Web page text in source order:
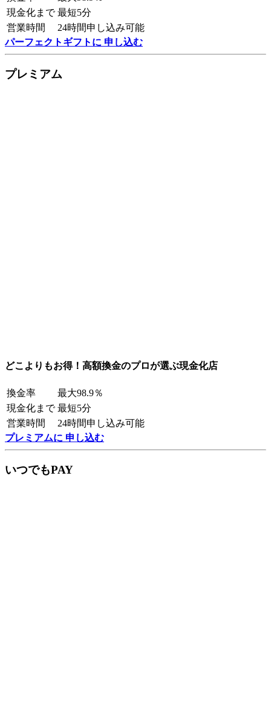
現金化まで 最短5分
営業時間
24時間申し込み可能
パーフェクトギフトに 申し込む
プレミアム
どこよりもお得！高額換金のプロが選ぶ現金化店
換金率
最大98.9％
現金化まで 最短5分
営業時間
24時間申し込み可能
プレミアムに 申し込む
いつでもPAY